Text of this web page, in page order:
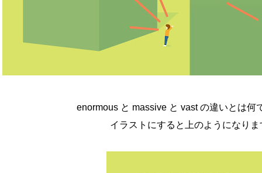
enormous と massive と vast の違いとは何
イラストにすると上のようになりま